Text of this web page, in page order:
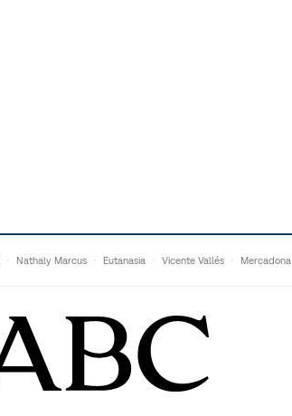
Nathaly Marcus Eutanasia Vicente Vallés Mercadona